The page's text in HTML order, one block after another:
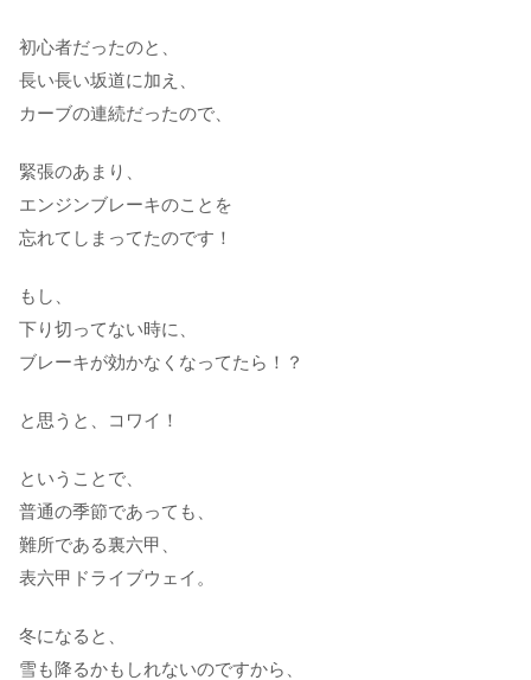
初心者だったのと、
長い長い坂道に加え、
カーブの連続だったので、
緊張のあまり、
エンジンブレーキのことを
忘れてしまってたのです！
もし、
下り切ってない時に、
ブレーキが効かなくなってたら！？
と思うと、コワイ！
ということで、
普通の季節であっても、
難所である裏六甲、
表六甲ドライブウェイ。
冬になると、
雪も降るかもしれないのですから、